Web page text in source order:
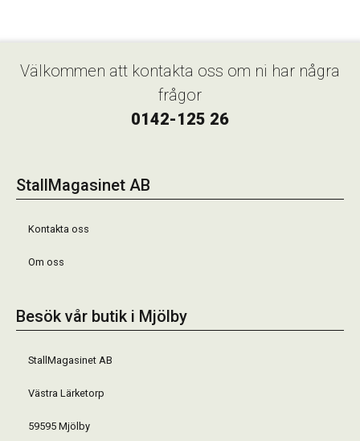
Välkommen att kontakta oss om ni har några
frågor
0142-125 26
StallMagasinet AB
Kontakta oss
Om oss
Besök vår butik i Mjölby
StallMagasinet AB
Västra Lärketorp
59595 Mjölby